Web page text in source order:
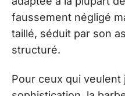
faussement négligé
taillé, séduit par son
structuré.
Pour ceux qui veulent